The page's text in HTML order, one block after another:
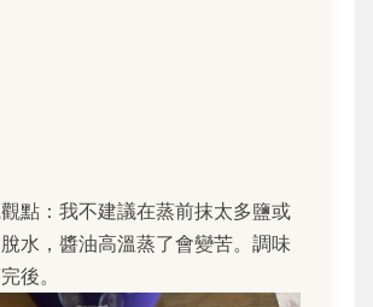
點：我不建議在蒸前抹太多鹽或
水，醬油高溫蒸了會變苦。調味
後。